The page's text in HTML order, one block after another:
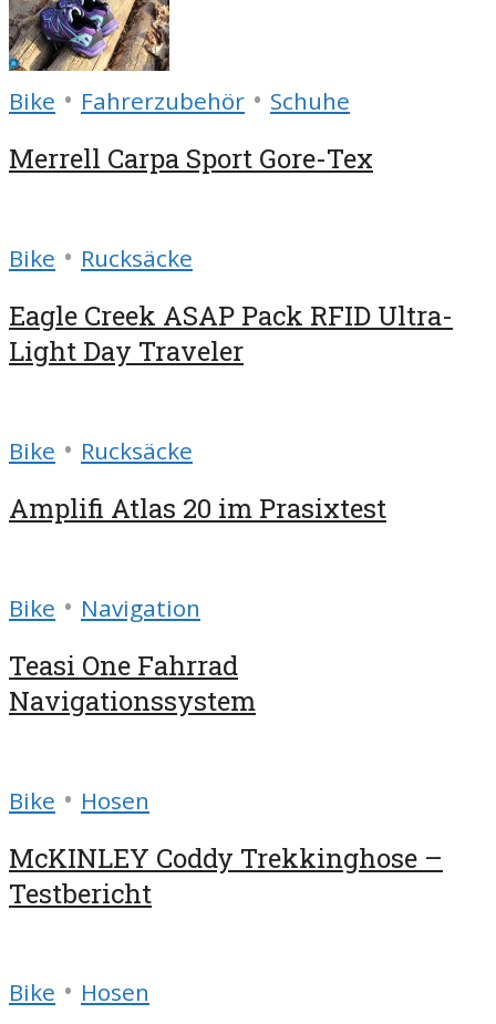
Bike • Fahrerzubehör • Schuhe
Merrell Carpa Sport Gore-Tex
Bike • Rucksäcke
Eagle Creek ASAP Pack RFID Ultra-
Light Day Traveler
Bike • Rucksäcke
Amplifi Atlas 20 im Prasixtest
Bike • Navigation
Teasi One Fahrrad
Navigationssystem
Bike • Hosen
McKINLEY Coddy Trekkinghose –
Testbericht
Bike • Hosen